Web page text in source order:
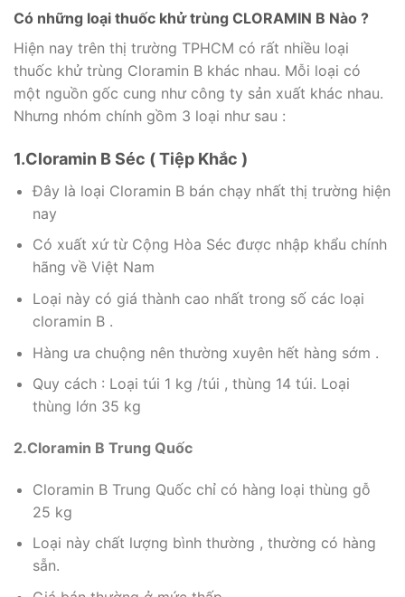
Có những loại thuốc khử trùng CLORAMIN B Nào ?
Hiện nay trên thị trường TPHCM có rất nhiều loại
thuốc khử trùng Cloramin B khác nhau. Mỗi loại có
một nguồn gốc cung như công ty sản xuất khác nhau.
Nhưng nhóm chính gồm 3 loại như sau :
1.Cloramin B Séc ( Tiệp Khắc )
Đây là loại Cloramin B bán chạy nhất thị trường hiện
nay
Có xuất xứ từ Cộng Hòa Séc được nhập khẩu chính
hãng về Việt Nam
Loại này có giá thành cao nhất trong số các loại
cloramin B .
Hàng ưa chuộng nên thường xuyên hết hàng sớm .
Quy cách : Loại túi 1 kg /túi , thùng 14 túi. Loại
thùng lớn 35 kg
2.Cloramin B Trung Quốc
Cloramin B Trung Quốc chỉ có hàng loại thùng gỗ
25 kg
Loại này chất lượng bình thường , thường có hàng
sẵn.